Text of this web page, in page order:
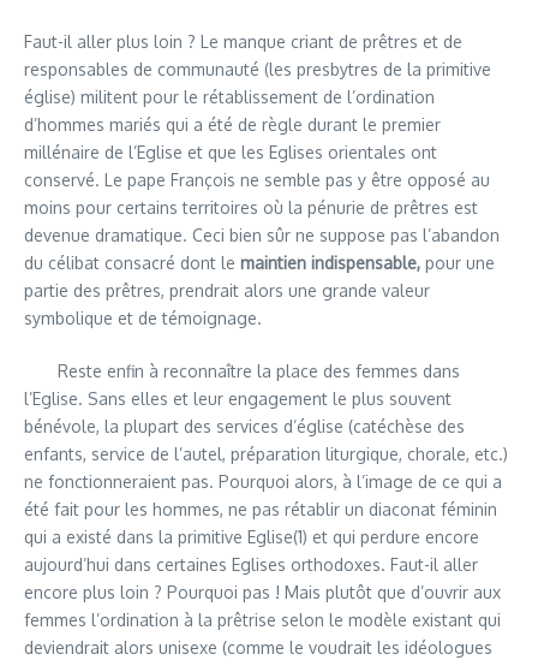
Faut-il aller plus loin ? Le manque criant de prêtres et de
responsables de communauté (les presbytres de la primitive
église) militent pour le rétablissement de l’ordination
d’hommes mariés qui a été de règle durant le premier
millénaire de l’Eglise et que les Eglises orientales ont
conservé. Le pape François ne semble pas y être opposé au
moins pour certains territoires où la pénurie de prêtres est
devenue dramatique. Ceci bien sûr ne suppose pas l’abandon
du célibat consacré dont le maintien indispensable, pour une
partie des prêtres, prendrait alors une grande valeur
symbolique et de témoignage.
Reste enfin à reconnaître la place des femmes dans
l’Eglise. Sans elles et leur engagement le plus souvent
bénévole, la plupart des services d’église (catéchèse des
enfants, service de l’autel, préparation liturgique, chorale, etc.)
ne fonctionneraient pas. Pourquoi alors, à l’image de ce qui a
été fait pour les hommes, ne pas rétablir un diaconat féminin
qui a existé dans la primitive Eglise(1) et qui perdure encore
aujourd’hui dans certaines Eglises orthodoxes. Faut-il aller
encore plus loin ? Pourquoi pas ! Mais plutôt que d’ouvrir aux
femmes l’ordination à la prêtrise selon le modèle existant qui
deviendrait alors unisexe (comme le voudrait les idéologues